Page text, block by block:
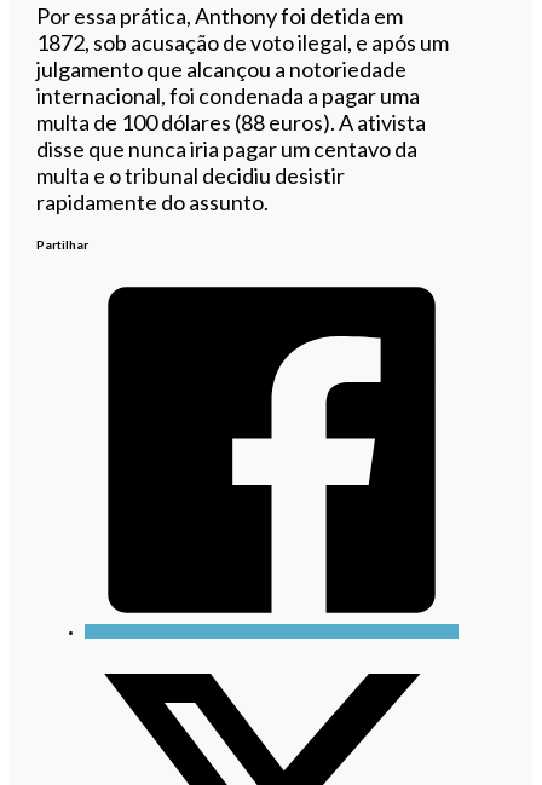
Por essa prática, Anthony foi detida em
1872, sob acusação de voto ilegal, e após um
julgamento que alcançou a notoriedade
internacional, foi condenada a pagar uma
multa de 100 dólares (88 euros). A ativista
disse que nunca iria pagar um centavo da
multa e o tribunal decidiu desistir
rapidamente do assunto.
Partilhar